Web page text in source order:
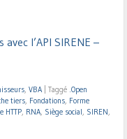
l’API SIRENE –
, VBA Taggé .Open
tiers, Fondations, Forme
HTTP, RNA, Siège social, SIREN,